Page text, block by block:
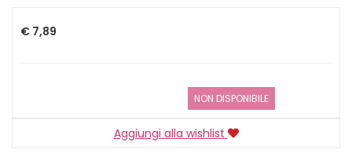
€ 7,89
NON DISPONIBILE
Aggiungi alla wishlist